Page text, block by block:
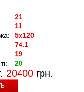
21
11
5x120
74.1
19
20
20400 грн.